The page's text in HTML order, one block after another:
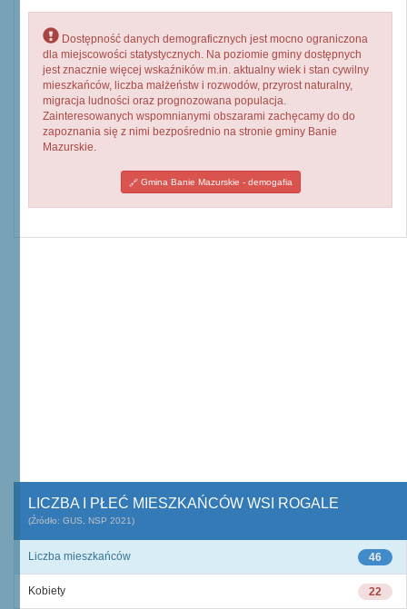
Dostępność danych demograficznych jest mocno ograniczona
dla miejscowości statystycznych. Na poziomie gminy dostępnych
jest znacznie więcej wskaźników m.in. aktualny wiek i stan cywilny
mieszkańców, liczba małżeństw i rozwodów, przyrost naturalny,
migracja ludności oraz prognozowana populacja.
Zainteresowanych wspomnianymi obszarami zachęcamy do do
zapoznania się z nimi bezpośrednio na stronie gminy Banie
Mazurskie.
Gmina Banie Mazurskie - demogafia
LICZBA I PŁEĆ MIESZKAŃCÓW WSI ROGALE
(Źródło: GUS, NSP 2021)
46
Liczba mieszkańców
22
Kobiety